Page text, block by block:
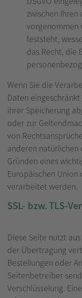
zwischen Ihren
vorgenommen
feststeht,
das Recht, die
Wenn Sie die
Daten
ihrer Speicherung
oder zur
von
anderen natürlichen
Gründen eines
Europäischen
verarbeitet werden.
SSL- bzw. TLS-
Diese Seite nutzt
der Übertragung
Bestellungen oder
Seitenbetreiber
Verschlüsselung.